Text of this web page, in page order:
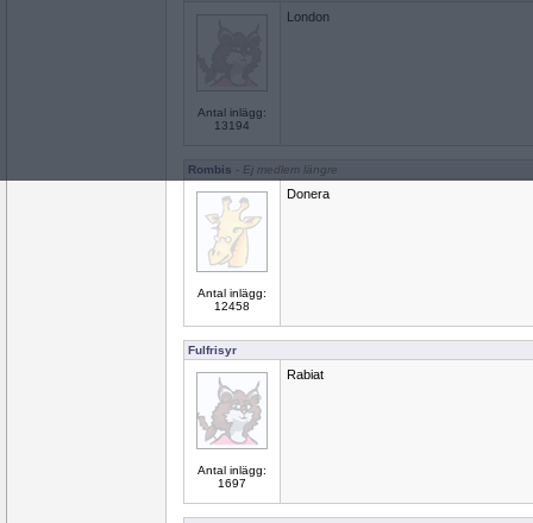
Antal inlägg:
13194
London
Rombis - Ej medlem längre
Antal inlägg:
12458
Donera
Fulfrisyr
Antal inlägg:
1697
Rabiat